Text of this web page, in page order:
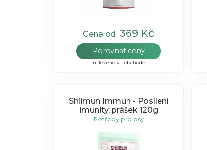
Cena od 369 Kč
Porovnat ceny
nalezeno v 1 obchodě
Shiimun Immun - Posílení
imunity, prášek 120g
Potřeby pro psy